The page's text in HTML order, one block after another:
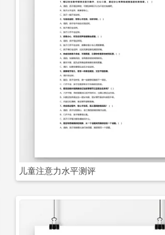
儿童注意力水平测评
立即下载